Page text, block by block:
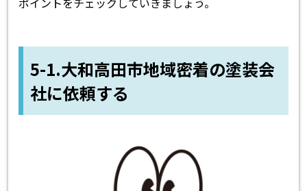
5-1.大和高田市地域密着の塗装会
社に依頼する